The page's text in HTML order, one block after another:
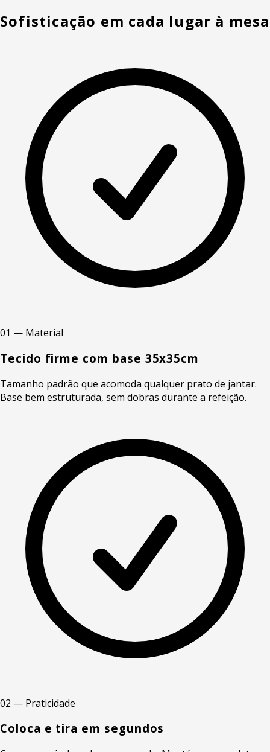
Sofisticação em cada lugar à mesa
01 — Material
Tecido firme com base 35x35cm
Tamanho padrão que acomoda qualquer prato de jantar.
Base bem estruturada, sem dobras durante a refeição.
02 — Praticidade
Coloca e tira em segundos